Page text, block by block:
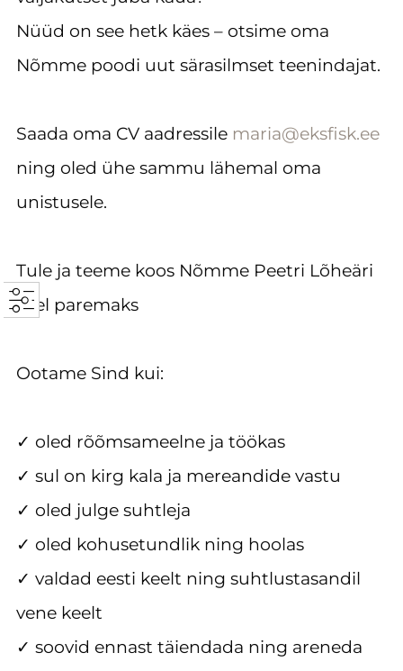
Nüüd on see hetk käes – otsime oma
Nõmme poodi uut särasilmset teenindajat.
Saada oma CV aadressile maria@eksfisk.ee
ning oled ühe sammu lähemal oma
unistusele.
Tule ja teeme koos Nõmme Peetri Lõheäri
veel paremaks
Ootame Sind kui:
✓ oled rõõmsameelne ja töökas
✓ sul on kirg kala ja mereandide vastu
✓ oled julge suhtleja
✓ oled kohusetundlik ning hoolas
✓ valdad eesti keelt ning suhtlustasandil
vene keelt
✓ soovid ennast täiendada ning areneda